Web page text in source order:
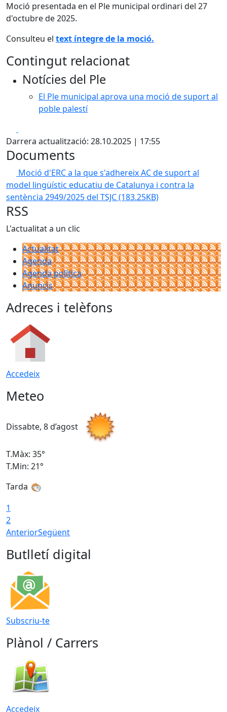
Moció presentada en el Ple municipal ordinari del 27
d'octubre de 2025.
Consulteu el text íntegre de la moció.
Contingut relacionat
Notícies del Ple
El Ple municipal aprova una moció de suport al
poble palestí
Darrera actualització: 28.10.2025 | 17:55
Documents
Moció d'ERC a la que s'adhereix AC de suport al
model lingüístic educatiu de Catalunya i contra la
sentència 2949/2025 del TSJC(183.25KB)
RSS
L'actualitat a un clic
Actualitat
Agenda
Agenda política
Anuncis
Adreces i telèfons
Accedeix
Meteo
Dissabte, 8 d’agost
T.Màx: 35°
T.Min: 21°
Tarda
1
2
AnteriorSegüent
Butlletí digital
Subscriu-te
Plànol / Carrers
Accedeix